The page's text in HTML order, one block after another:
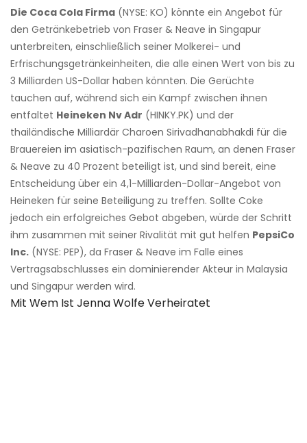
Die Coca Cola Firma (NYSE: KO) könnte ein Angebot für
den Getränkebetrieb von Fraser & Neave in Singapur
unterbreiten, einschließlich seiner Molkerei- und
Erfrischungsgetränkeinheiten, die alle einen Wert von bis zu
3 Milliarden US-Dollar haben könnten. Die Gerüchte
tauchen auf, während sich ein Kampf zwischen ihnen
entfaltet Heineken Nv Adr (HINKY.PK) und der
thailändische Milliardär Charoen Sirivadhanabhakdi für die
Brauereien im asiatisch-pazifischen Raum, an denen Fraser
& Neave zu 40 Prozent beteiligt ist, und sind bereit, eine
Entscheidung über ein 4,1-Milliarden-Dollar-Angebot von
Heineken für seine Beteiligung zu treffen. Sollte Coke
jedoch ein erfolgreiches Gebot abgeben, würde der Schritt
ihm zusammen mit seiner Rivalität mit gut helfen PepsiCo
Inc. (NYSE: PEP), da Fraser & Neave im Falle eines
Vertragsabschlusses ein dominierender Akteur in Malaysia
und Singapur werden wird.
Mit Wem Ist Jenna Wolfe Verheiratet